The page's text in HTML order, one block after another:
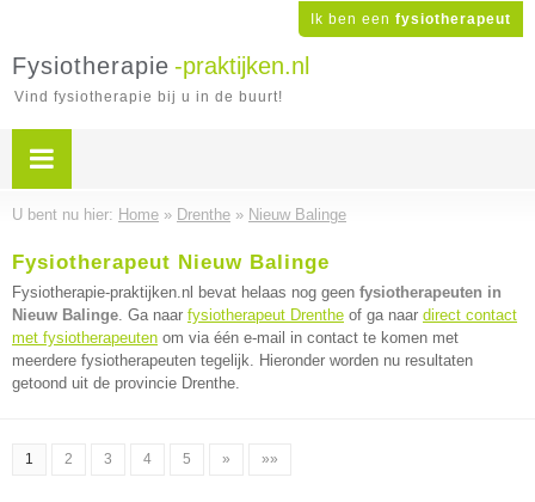
Ik ben een fysiotherapeut
Fysiotherapie -praktijken.nl
Vind fysiotherapie bij u in de buurt!
U bent nu hier: Home » Drenthe » Nieuw Balinge
Fysiotherapeut Nieuw Balinge
Fysiotherapie-praktijken.nl bevat helaas nog geen fysiotherapeuten in
Nieuw Balinge. Ga naar fysiotherapeut Drenthe of ga naar direct contact
met fysiotherapeuten om via één e-mail in contact te komen met
meerdere fysiotherapeuten tegelijk. Hieronder worden nu resultaten
getoond uit de provincie Drenthe.
1 2 3 4 5 » »»